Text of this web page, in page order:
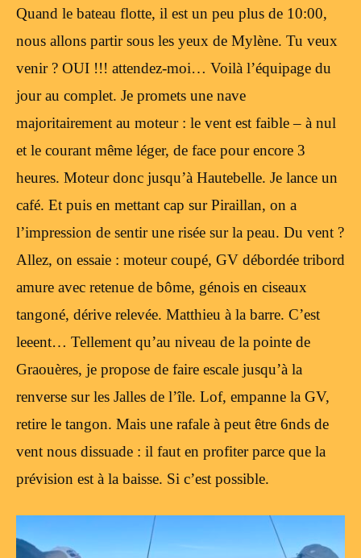
Quand le bateau flotte, il est un peu plus de 10:00,
nous allons partir sous les yeux de Mylène. Tu veux
venir ? OUI !!! attendez-moi… Voilà l’équipage du
jour au complet. Je promets une nave
majoritairement au moteur : le vent est faible – à nul
et le courant même léger, de face pour encore 3
heures. Moteur donc jusqu’à Hautebelle. Je lance un
café. Et puis en mettant cap sur Piraillan, on a
l’impression de sentir une risée sur la peau. Du vent ?
Allez, on essaie : moteur coupé, GV débordée tribord
amure avec retenue de bôme, génois en ciseaux
tangoné, dérive relevée. Matthieu à la barre. C’est
leeent… Tellement qu’au niveau de la pointe de
Graouères, je propose de faire escale jusqu’à la
renverse sur les Jalles de l’île. Lof, empanne la GV,
retire le tangon. Mais une rafale à peut être 6nds de
vent nous dissuade : il faut en profiter parce que la
prévision est à la baisse. Si c’est possible.